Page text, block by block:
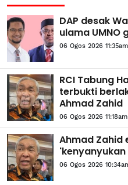
DAP desak
ulama UMNO
06 Ogos 2026 11:35am
RCI Tabung
terbukti
Ahmad Zahid
06 Ogos 2026 11:18am
Ahmad Zahid
06 Ogos 2026